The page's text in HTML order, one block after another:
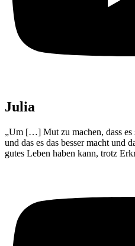
Julia
„Um […] Mut zu machen, dass es
und das es das besser macht und
gutes Leben haben kann, trotz